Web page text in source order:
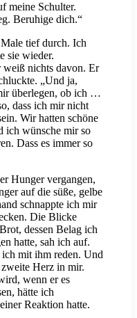
meine Schulter.
Beruhige dich.“
tief durch. Ich
sie wieder.
nichts davon. Er
„Und ja,
überlegen, ob ich …
dass ich mir nicht
Wir hatten schöne
ich wünsche mir so
Dass es immer so
Hunger vergangen,
auf die süße, gelbe
schnappte ich mir
Die Blicke
dessen Belag ich
hatte, sah ich auf.
ich mit ihm reden. Und
Herz in mir.
wenn er es
hätte ich
Reaktion hatte.